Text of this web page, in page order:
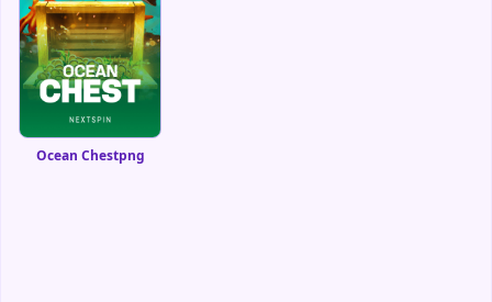
Ocean Chestpng